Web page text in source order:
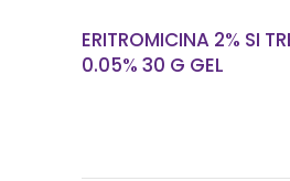
ERITROMICINA 2% SI
0.05% 30 G GEL